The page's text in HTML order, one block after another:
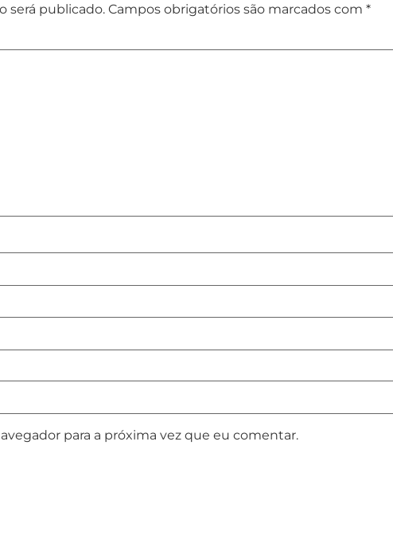
será publicado. Campos obrigatórios são marcados com*
para a próxima vez que eu comentar.